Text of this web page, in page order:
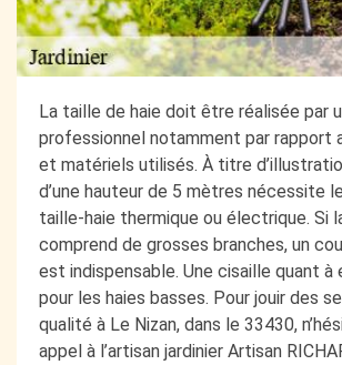
La taille de haie doit être réalisée par
professionnel notamment par rapport
et matériels utilisés. À titre
d’une hauteur de 5 mètres nécessite
taille-haie thermique ou électrique. Si
comprend de grosses branches, un
est indispensable. Une cisaille quant
pour les haies basses. Pour jouir des
qualité à Le Nizan, dans le 33430,
appel à l’artisan jardinier Artisan